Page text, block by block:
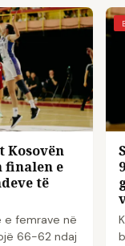
Kosovën
finalen e
të
e femrave në
66-62 ndaj